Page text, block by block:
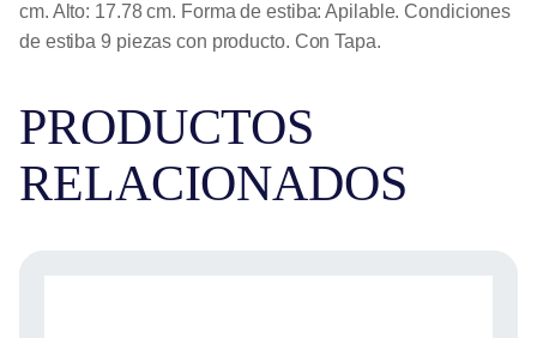
cm. Alto: 17.78 cm. Forma de estiba: Apilable. Condiciones
de estiba 9 piezas con producto. Con Tapa.
PRODUCTOS
RELACIONADOS